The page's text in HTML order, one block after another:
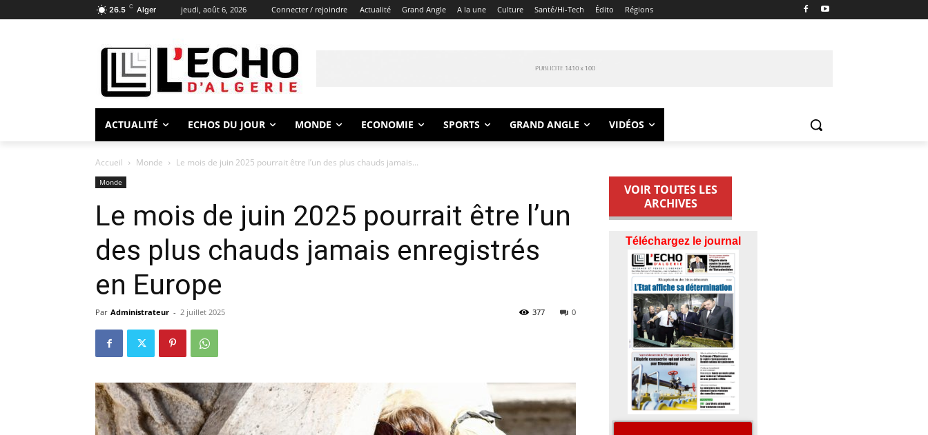
26.5 C Alger jeudi, août 6, 2026 Connecter / rejoindre Actualité Grand Angle A la une Culture Santé/Hi-Tech Édito Régions
ACTUALITÉ ECHOS DU JOUR MONDE ECONOMIE SPORTS GRAND ANGLE VIDÉOS
Accueil Monde Le mois de juin 2025 pourrait être l’un des plus chauds jamais...
Monde
Le mois de juin 2025 pourrait être l’un
des plus chauds jamais enregistrés
en Europe
Par Administrateur - 2 juillet 2025 0
377
VOIR TOUTES LES
ARCHIVES